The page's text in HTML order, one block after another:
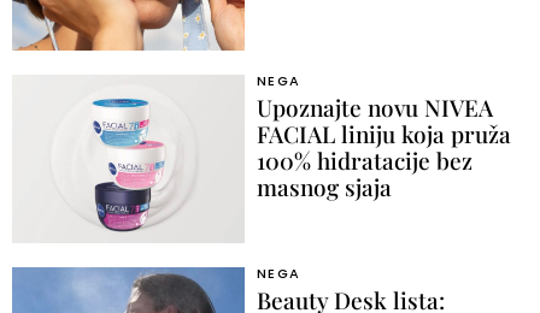
NEGA
Upoznajte novu NIVEA
FACIAL liniju koja pruža
100% hidratacije bez
masnog sjaja
NEGA
Beauty Desk lista: